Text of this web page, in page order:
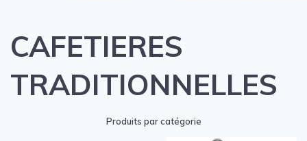
CAFETIERES
TRADITIONNELLES
Produits par catégorie